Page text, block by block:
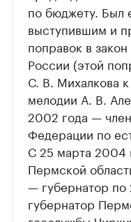
по бюджету. Был
выступившим и
поправок в
России (этой
С. В. Михалкова
мелодии А. В.
2002 года —
Федерации по
С 25 марта 2004
Пермской
— губернатор
губернатор